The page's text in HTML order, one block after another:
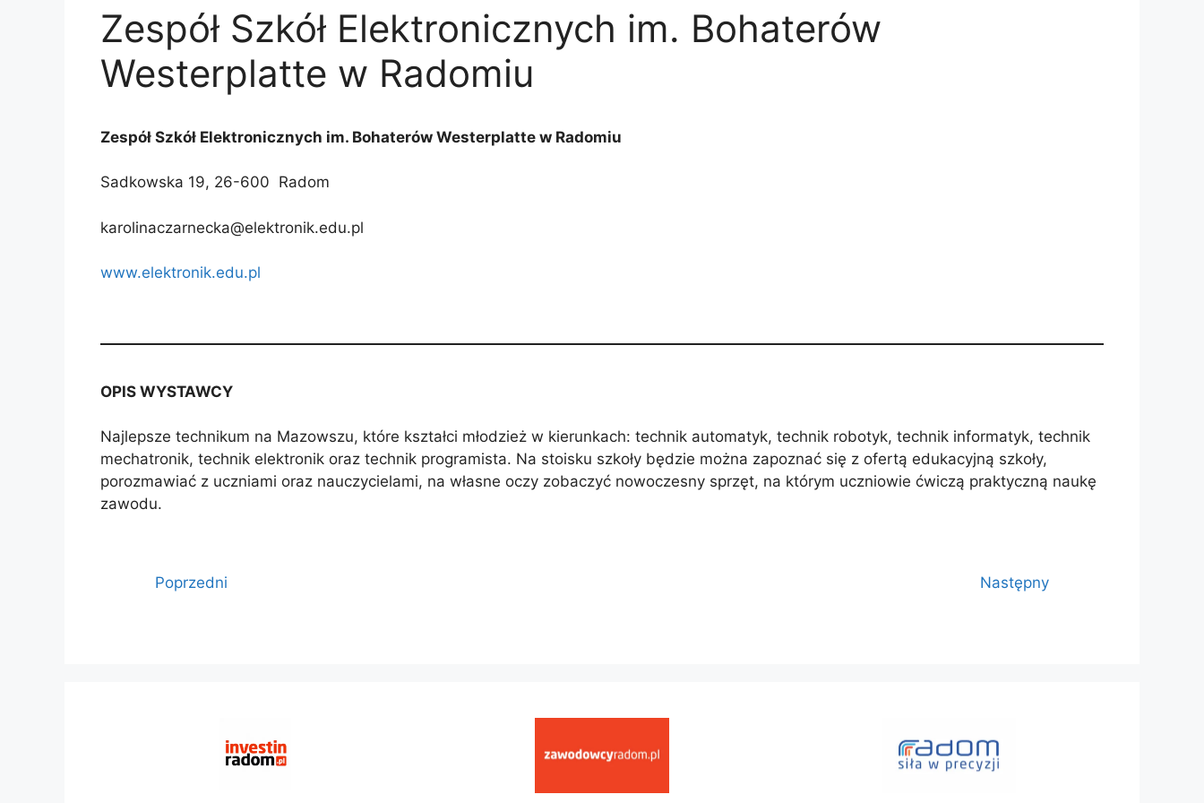
Zespół Szkół Elektronicznych im. Bohaterów
Westerplatte w Radomiu
Zespół Szkół Elektronicznych im. Bohaterów Westerplatte w Radomiu
Sadkowska 19, 26-600 Radom
karolinaczarnecka@elektronik.edu.pl
www.elektronik.edu.pl
OPIS WYSTAWCY
Najlepsze technikum na Mazowszu, które kształci młodzież w kierunkach: technik automatyk, technik robotyk, technik informatyk, technik
mechatronik, technik elektronik oraz technik programista. Na stoisku szkoły będzie można zapoznać się z ofertą edukacyjną szkoły,
porozmawiać z uczniami oraz nauczycielami, na własne oczy zobaczyć nowoczesny sprzęt, na którym uczniowie ćwiczą praktyczną naukę
zawodu.
Poprzedni Następny